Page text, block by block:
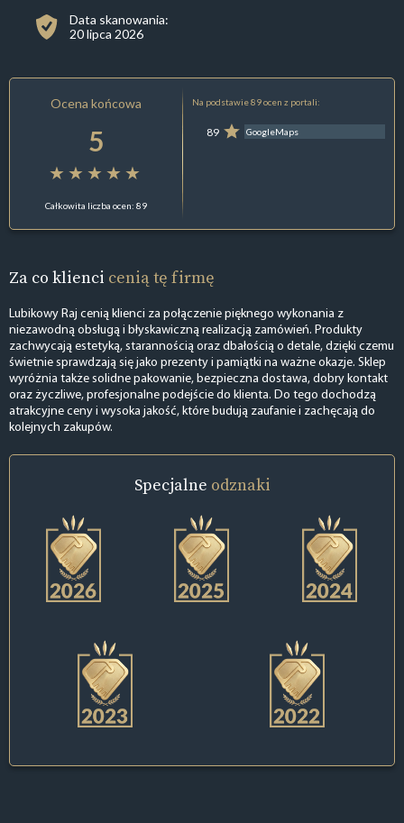
Data skanowania:
20 lipca 2026
Ocena końcowa
5
Całkowita liczba ocen: 89
Na podstawie 89 ocen z portali:
89 GoogleMaps
Za co klienci cenią tę firmę
Lubikowy Raj cenią klienci za połączenie pięknego wykonania z
niezawodną obsługą i błyskawiczną realizacją zamówień. Produkty
zachwycają estetyką, starannością oraz dbałością o detale, dzięki czemu
świetnie sprawdzają się jako prezenty i pamiątki na ważne okazje. Sklep
wyróżnia także solidne pakowanie, bezpieczna dostawa, dobry kontakt
oraz życzliwe, profesjonalne podejście do klienta. Do tego dochodzą
atrakcyjne ceny i wysoka jakość, które budują zaufanie i zachęcają do
kolejnych zakupów.
Specjalne odznaki